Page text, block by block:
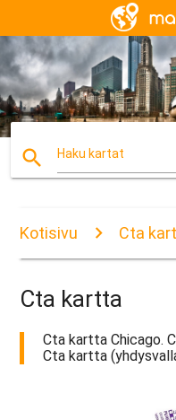
search Haku kartat
Kotisivu Cta
Cta kartta
Cta kartta Chicago.
Cta kartta